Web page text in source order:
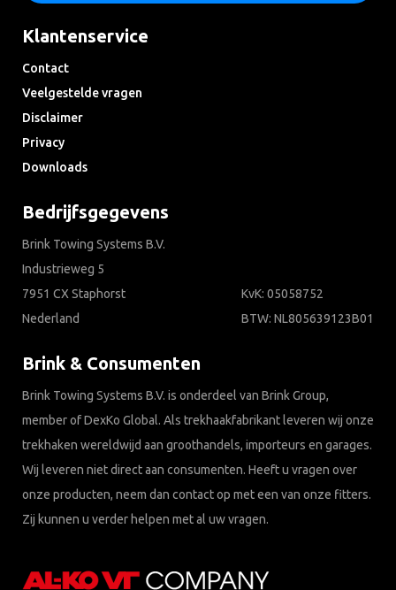
Klantenservice
Contact
Veelgestelde vragen
Disclaimer
Privacy
Downloads
Bedrijfsgegevens
Brink Towing Systems B.V.
Industrieweg 5
7951 CX Staphorst
Nederland
KvK: 05058752
BTW: NL805639123B01
Brink & Consumenten
Brink Towing Systems B.V. is onderdeel van Brink Group,
member of DexKo Global. Als trekhaakfabrikant leveren wij onze
trekhaken wereldwijd aan groothandels, importeurs en garages.
Wij leveren niet direct aan consumenten. Heeft u vragen over
onze producten, neem dan contact op met een van onze fitters.
Zij kunnen u verder helpen met al uw vragen.